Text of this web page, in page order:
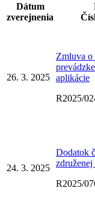
Dátum
zverejnenia
26. 3. 2025
Zmluva o
aplikácie
R2025/
24. 3. 2025
Dodatok
R2025/